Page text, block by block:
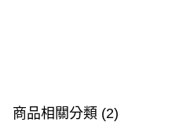
商品相關分類 (2)